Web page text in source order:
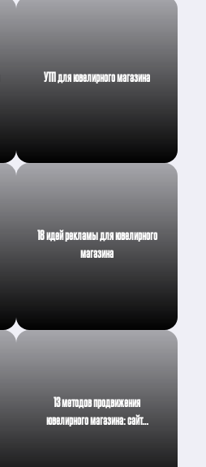
УТП для ювелирного магазина
18 идей рекламы для ювелирного
магазина
13 методов продвижения
ювелирного магазина: сайт…